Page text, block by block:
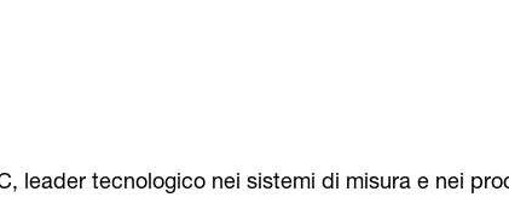
leader tecnologico nei sistemi di misura e nei